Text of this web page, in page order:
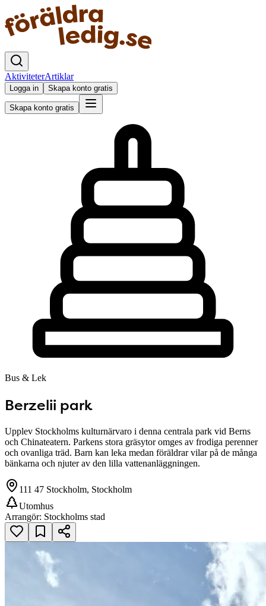
AktiviteterArtiklar
Logga in Skapa konto gratis
Skapa konto gratis
Bus & Lek
Berzelii park
Upplev Stockholms kulturnärvaro i denna centrala park vid Berns
och Chinateatern. Parkens stora gräsytor omges av frodiga perenner
och ovanliga träd. Barn kan leka medan föräldrar vilar på de många
bänkarna och njuter av den lilla vattenanläggningen.
111 47 Stockholm, Stockholm
Utomhus
Arrangör: Stockholms stad